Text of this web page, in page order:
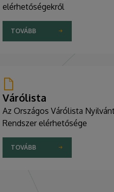
elérhetőségekről
TOVÁBB
Várólista
Az Országos Várólista
Rendszer elérhetősége
TOVÁBB